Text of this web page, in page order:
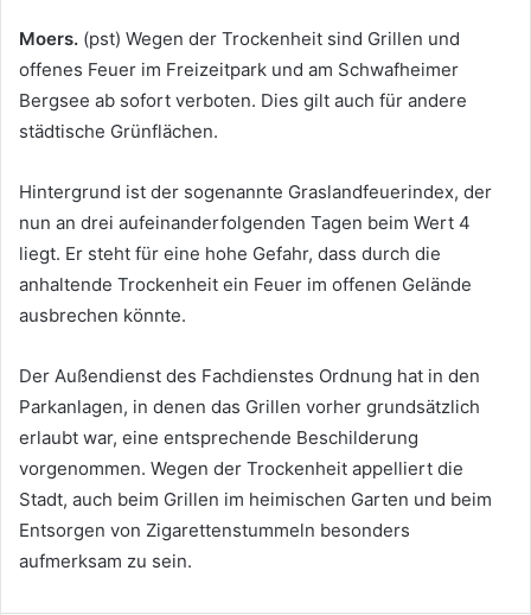
Moers. (pst) Wegen der Trockenheit sind Grillen und
offenes Feuer im Freizeitpark und am Schwafheimer
Bergsee ab sofort verboten. Dies gilt auch für andere
städtische Grünflächen.
Hintergrund ist der sogenannte Graslandfeuerindex, der
nun an drei aufeinanderfolgenden Tagen beim Wert 4
liegt. Er steht für eine hohe Gefahr, dass durch die
anhaltende Trockenheit ein Feuer im offenen Gelände
ausbrechen könnte.
Der Außendienst des Fachdienstes Ordnung hat in den
Parkanlagen, in denen das Grillen vorher grundsätzlich
erlaubt war, eine entsprechende Beschilderung
vorgenommen. Wegen der Trockenheit appelliert die
Stadt, auch beim Grillen im heimischen Garten und beim
Entsorgen von Zigarettenstummeln besonders
aufmerksam zu sein.